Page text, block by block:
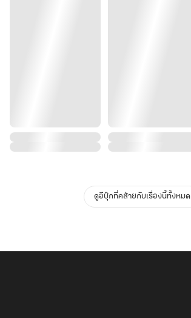
ดูอีบุ๊กที่คล้ายกับเรื่องนี้ทั้งหมด